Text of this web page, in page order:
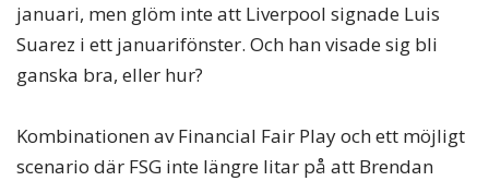
januari, men glöm inte att Liverpool signade Luis
Suarez i ett januarifönster. Och han visade sig bli
ganska bra, eller hur?
Kombinationen av Financial Fair Play och ett möjligt
scenario där FSG inte längre litar på att Brendan